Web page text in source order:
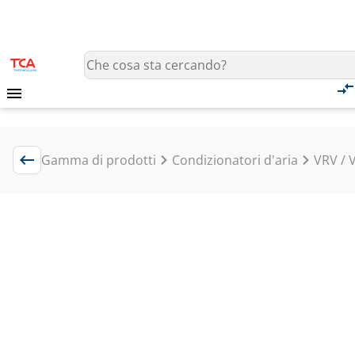
Gamma di prodotti Condizionatori d'aria VRV /